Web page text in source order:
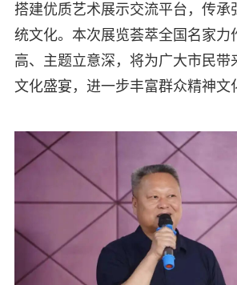
搭建优质艺术展示交流平台，传承
统文化。本次展览荟萃全国名家力
高、主题立意深，将为广大市民带
文化盛宴，进一步丰富群众精神文